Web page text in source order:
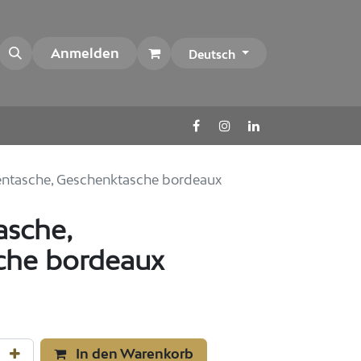
Anmelden Deutsch
Geschenktasche bordeaux
bordeaux
In den Warenkorb